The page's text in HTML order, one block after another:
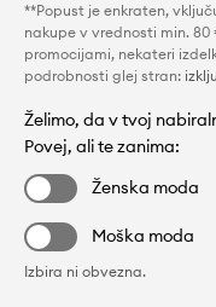
**Popust je enkraten,
nakupe v vrednosti min.
promocijami, nekateri
podrobnosti glej stran:
Želimo, da v tvoj
Povej, ali te zanima:
Ženska moda
Moška moda
Izbira ni obvezna.